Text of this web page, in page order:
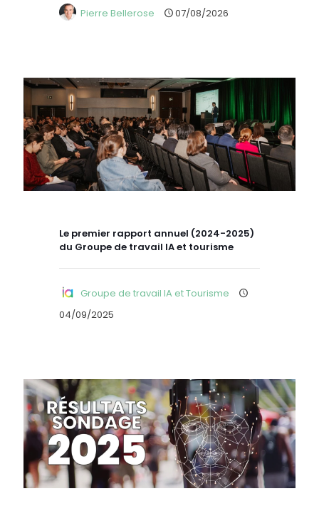
Pierre Bellerose 07/08/2026
Le premier rapport annuel (2024-2025)
du Groupe de travail IA et tourisme
Groupe de travail IA et Tourisme
04/09/2025